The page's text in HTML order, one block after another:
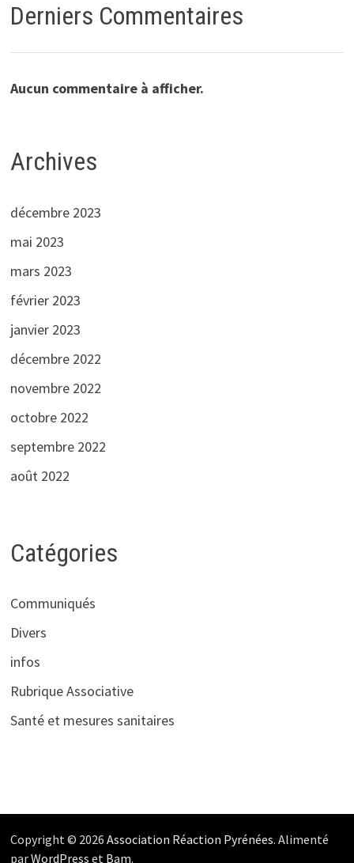
Derniers Commentaires
Aucun commentaire à afficher.
Archives
décembre 2023
mai 2023
mars 2023
février 2023
janvier 2023
décembre 2022
novembre 2022
octobre 2022
septembre 2022
août 2022
Catégories
Communiqués
Divers
infos
Rubrique Associative
Santé et mesures sanitaires
Copyright © 2026 Association Réaction Pyrénées. Alimenté
parWordPress et Bam.